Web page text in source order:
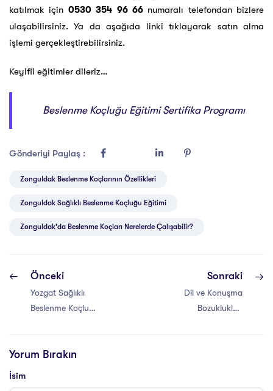
katılmak için 0530 354 96 66numaralı telefondan bizlere
ulaşabilirsiniz. Ya da aşağıda linki tıklayarak satın alma
işlemi gerçekleştirebilirsiniz.
Keyifli eğitimler dileriz…
Beslenme Koçluğu Eğitimi Sertifika Programı
Gönderiyi Paylaş :
Zonguldak Beslenme Koçlarının Özellikleri
Zonguldak Sağlıklı Beslenme Koçluğu Eğitimi
Zonguldak'da Beslenme Koçları Nerelerde Çalışabilir?
Önceki
Yozgat Sağlıklı
Beslenme Koçluğu
Sonraki
Dil ve Konuşma
Bozuklukları
Yorum Bırakın
İsim